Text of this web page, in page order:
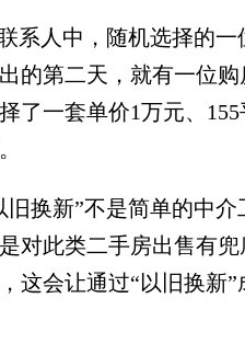
人中，随机选择的一
的第二天，就有一位
了一套单价1万元、
换新”不是简单的中介
对此类二手房出售有
这会让通过“以旧换新